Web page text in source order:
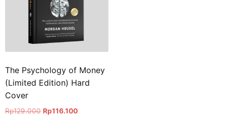
The Psychology of Money
(Limited Edition) Hard
Cover
Rp129.000 Rp116.100